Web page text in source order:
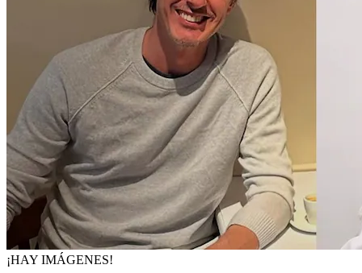
¡HAY IMÁGENES!